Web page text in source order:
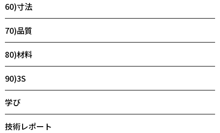
60)寸法
70)品質
80)材料
90)3S
学び
技術レポート